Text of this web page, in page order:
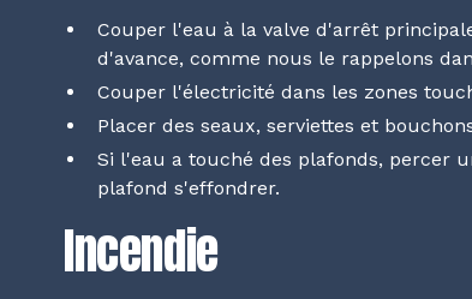
Couper l'eau à la valve d'arrêt
d'avance, comme nous le rappelons
Couper l'électricité dans les zones
Placer des seaux, serviettes et
Si l'eau a touché des plafonds, percer
plafond s'effondrer.
Incendie